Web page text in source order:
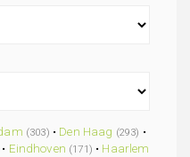
(303) • Den Haag (293) •
• Eindhoven (171) • Haarlem